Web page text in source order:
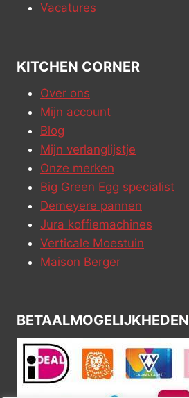
Vacatures
KITCHEN CORNER
Over ons
Mijn account
Blog
Mijn verlanglijstje
Onze merken
Big Green Egg specialist
Demeyere pannen
Jura koffiemachines
Verticale Moestuin
Maison Berger
BETAALMOGELIJKHEDEN